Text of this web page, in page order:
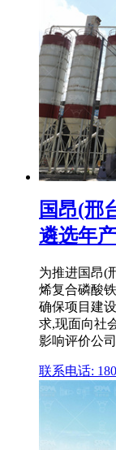
国昂(邢
遴选年
为推进国昂(
烯复合磷酸
确保项目建
求,现面向社
影响评价公
联系电话: